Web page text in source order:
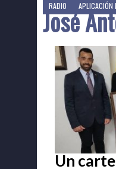
RADIO APLICACIÓN
José
Un